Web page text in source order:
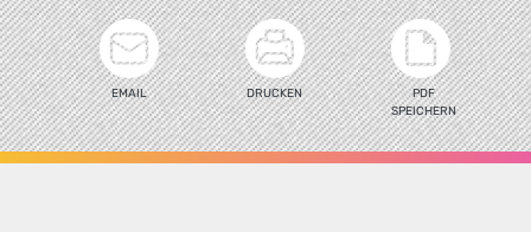
EMAIL DRUCKEN
PDF
SPEICHERN